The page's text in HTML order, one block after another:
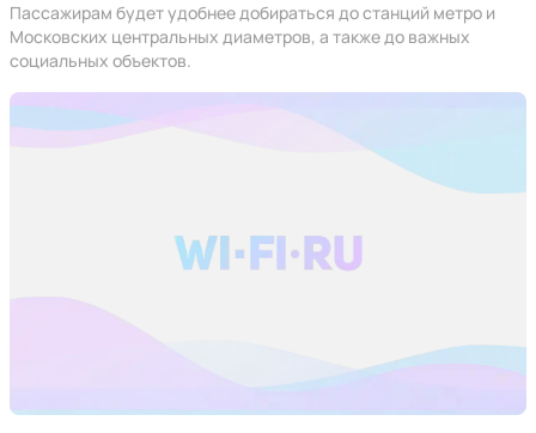
Пассажирам будет удобнее добираться до станций метро и
Московских центральных диаметров, а также до важных
социальных объектов.